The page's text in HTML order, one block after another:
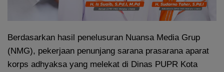
Berdasarkan hasil penelusuran Nuansa Media Grup
(NMG), pekerjaan penunjang sarana prasarana aparat
korps adhyaksa yang melekat di Dinas PUPR Kota